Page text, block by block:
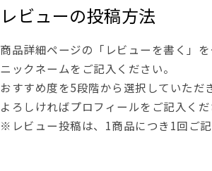
レビューの投稿方法
商品詳細ページの「レビューを書く」を
ニックネームをご記入ください。
おすすめ度を5段階から選択していただ
よろしければプロフィールをご記入くだ
※レビュー投稿は、1商品につき1回ご記